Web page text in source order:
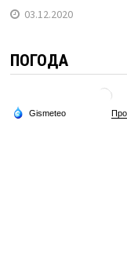
03.12.2020
ПОГОДА